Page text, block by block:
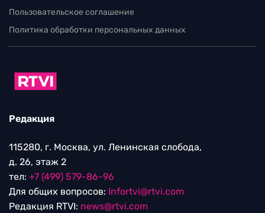
Пользовательское соглашение
Политика обработки персональных данных
Редакция
115280, г. Москва, ул. Ленинская слобода,
д. 26, этаж 2
тел: +7 (499) 579-86-96
Для общих вопросов: Infortvi@rtvi.com
Редакция RTVI: news@rtvi.com